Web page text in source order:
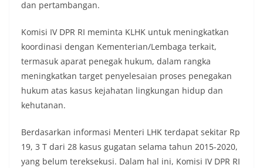
dan pertambangan.
Komisi IV DPR RI meminta KLHK untuk meningkatkan
koordinasi dengan Kementerian/Lembaga terkait,
termasuk aparat penegak hukum, dalam rangka
meningkatkan target penyelesaian proses penegakan
hukum atas kasus kejahatan lingkungan hidup dan
kehutanan.
Berdasarkan informasi Menteri LHK terdapat sekitar Rp
19, 3 T dari 28 kasus gugatan selama tahun 2015-2020,
yang belum tereksekusi. Dalam hal ini, Komisi IV DPR RI